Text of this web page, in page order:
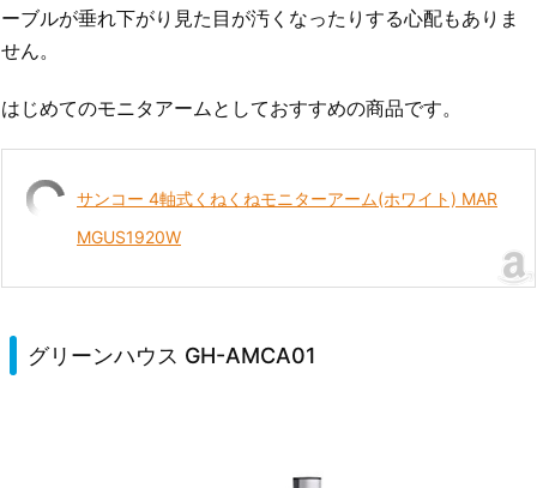
ーブルが垂れ下がり見た目が汚くなったりする心配もありま
せん。
はじめてのモニタアームとしておすすめの商品です。
サンコー 4軸式くねくねモニターアーム(ホワイト) MAR
MGUS1920W
グリーンハウス GH-AMCA01